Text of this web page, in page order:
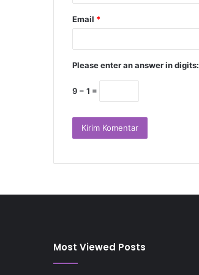
Email *
Please enter an answer in digits:
9 − 1 =
Most Viewed Posts